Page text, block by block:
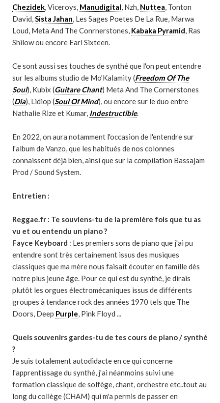
Chezidek, Viceroys, Manudigital, Nzh, Nuttea, Tonton
David,Sista Jahan, Les Sages Poetes De La Rue, Marwa
Loud, Meta And The Conrnerstones, Kabaka Pyramid, Ras
Shilow ou encore Earl Sixteen.
Ce sont aussi ses touches de synthé que l'on peut entendre
sur les albums studio de Mo'Kalamity (Freedom Of The
Soul), Kubix (Guitare Chant) Meta And The Cornerstones
(Dia), Lidiop (Soul Of Mind), ou encore sur le duo entre
Nathalie Rize et Kumar, Indestructible.
En 2022, on aura notamment l'occasion de l'entendre sur
l'album de Vanzo, que les habitués de nos colonnes
connaissent déjà bien, ainsi que sur la compilation Bassajam
Prod / Sound System.
Entretien :
Reggae.fr : Te souviens-tu de la première fois que tu as
vu et ou entendu un piano ?
Fayce Keyboard : Les premiers sons de piano que j'ai pu
entendre sont très certainement issus des musiques
classiques que ma mère nous faisait écouter en famille dès
notre plus jeune âge. Pour ce qui est du synthé, je dirais
plutôt les orgues électromécaniques issus de différents
groupes à tendance rock des années 1970 tels que The
Doors, Deep Purple, Pink Floyd ...
Quels souvenirs gardes-tu de tes cours de piano / synthé
?
Je suis totalement autodidacte en ce qui concerne
l'apprentissage du synthé, j'ai néanmoins suivi une
formation classique de solfège, chant, orchestre etc..tout au
long du collège (CHAM) qui m'a permis de passer en